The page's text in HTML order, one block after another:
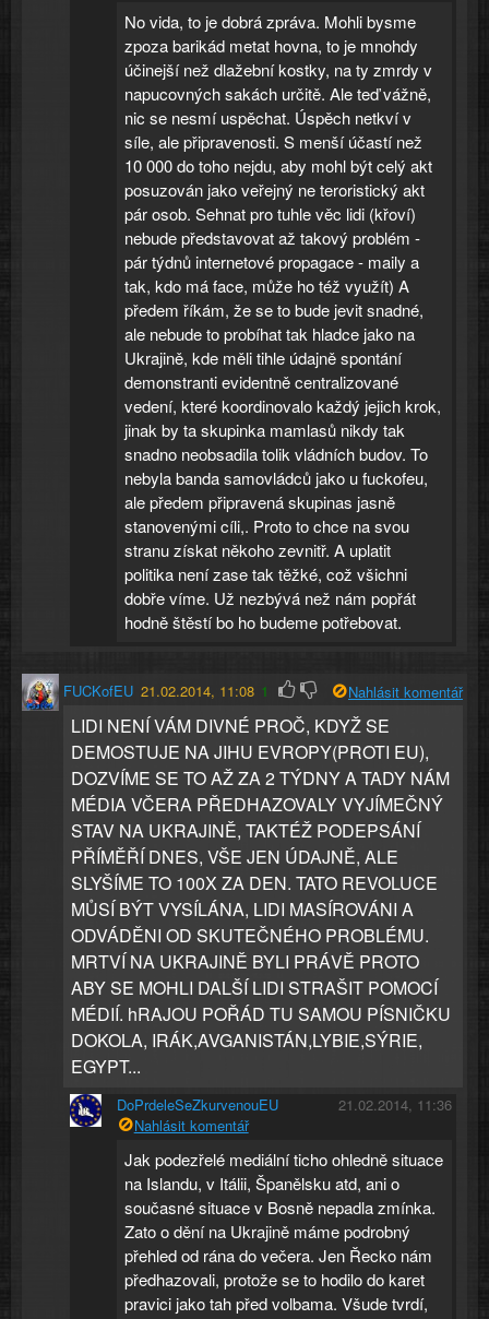
No vida, to je dobrá zpráva. Mohli bysme
zpoza barikád metat hovna, to je mnohdy
účinejší než dlažební kostky, na ty zmrdy v
napucovných sakách určitě. Ale teď vážně,
nic se nesmí uspěchat. Úspěch netkví v
síle, ale připravenosti. S menší účastí než
10 000 do toho nejdu, aby mohl být celý akt
posuzován jako veřejný ne teroristický akt
pár osob. Sehnat pro tuhle věc lidi (křoví)
nebude představovat až takový problém -
pár týdnů internetové propagace - maily a
tak, kdo má face, může ho též využít) A
předem říkám, že se to bude jevit snadné,
ale nebude to probíhat tak hladce jako na
Ukrajině, kde měli tihle údajně spontání
demonstranti evidentně centralizované
vedení, které koordinovalo každý jejich krok,
jinak by ta skupinka mamlasů nikdy tak
snadno neobsadila tolik vládních budov. To
nebyla banda samovládců jako u fuckofeu,
ale předem připravená skupinas jasně
stanovenými cíli,. Proto to chce na svou
stranu získat někoho zevnitř. A uplatit
politika není zase tak těžké, což všichni
dobře víme. Už nezbývá než nám popřát
hodně štěstí bo ho budeme potřebovat.
FUCKofEU 21.02.2014, 11:08 1 Nahlásit komentář
LIDI NENÍ VÁM DIVNÉ PROČ, KDYŽ SE
DEMOSTUJE NA JIHU EVROPY(PROTI EU),
DOZVÍME SE TO AŽ ZA 2 TÝDNY A TADY NÁM
MÉDIA VČERA PŘEDHAZOVALY VYJÍMEČNÝ
STAV NA UKRAJINĚ, TAKTÉŽ PODEPSÁNÍ
PŘÍMĚŘÍ DNES, VŠE JEN ÚDAJNĚ, ALE
SLYŠÍME TO 100X ZA DEN. TATO REVOLUCE
MŮSÍ BÝT VYSÍLÁNA, LIDI MASÍROVÁNI A
ODVÁDĚNI OD SKUTEČNÉHO PROBLÉMU.
MRTVÍ NA UKRAJINĚ BYLI PRÁVĚ PROTO
ABY SE MOHLI DALŠÍ LIDI STRAŠIT POMOCÍ
MÉDIÍ. hRAJOU POŘÁD TU SAMOU PÍSNIČKU
DOKOLA, IRÁK,AVGANISTÁN,LYBIE,SÝRIE,
EGYPT...
DoPrdeleSeZkurvenouEU
21.02.2014, 11:36
Nahlásit komentář
Jak podezřelé mediální ticho ohledně situace
na Islandu, v Itálii, Španělsku atd, ani o
současné situace v Bosně nepadla zmínka.
Zato o dění na Ukrajině máme podrobný
přehled od rána do večera. Jen Řecko nám
předhazovali, protože se to hodilo do karet
pravici jako tah před volbama. Všude tvrdí,